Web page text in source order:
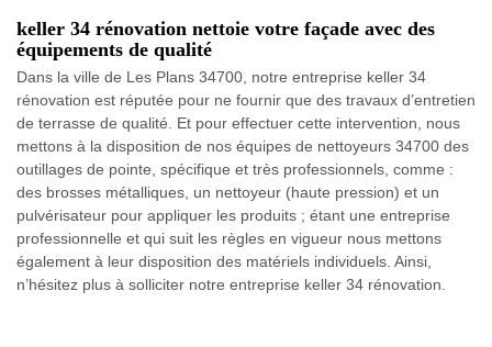
keller 34 rénovation nettoie votre façade avec des
équipements de qualité
Dans la ville de Les Plans 34700, notre entreprise keller 34
rénovation est réputée pour ne fournir que des travaux d’entretien
de terrasse de qualité. Et pour effectuer cette intervention, nous
mettons à la disposition de nos équipes de nettoyeurs 34700 des
outillages de pointe, spécifique et très professionnels, comme :
des brosses métalliques, un nettoyeur (haute pression) et un
pulvérisateur pour appliquer les produits ; étant une entreprise
professionnelle et qui suit les règles en vigueur nous mettons
également à leur disposition des matériels individuels. Ainsi,
n’hésitez plus à solliciter notre entreprise keller 34 rénovation.